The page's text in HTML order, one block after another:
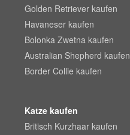
Golden Retriever kaufen
Havaneser kaufen
Bolonka Zwetna kaufen
Australian Shepherd kaufen
Border Collie kaufen
Katze kaufen
Britisch Kurzhaar kaufen